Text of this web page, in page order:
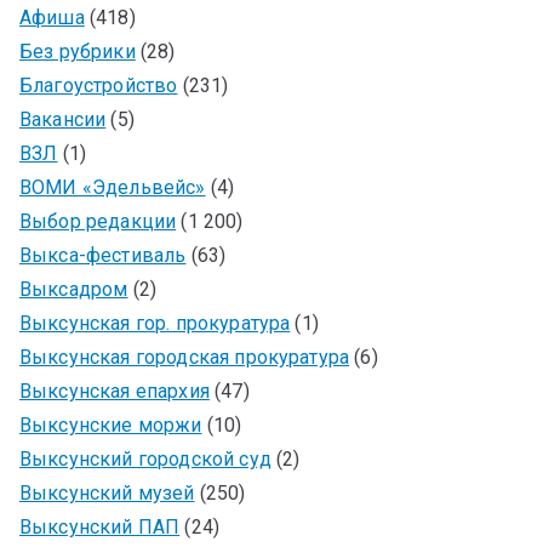
Афиша(418)
Без рубрики(28)
Благоустройство (231)
Вакансии (5)
ВЗЛ (1)
ВОМИ «Эдельвейс» (4)
Выбор редакции (1 200)
Выкса-фестиваль (63)
Выксадром (2)
Выксунская гор. прокуратура (1)
Выксунская городская прокуратура (6)
Выксунская епархия(47)
Выксунские моржи (10)
Выксунский городской суд (2)
Выксунский музей (250)
Выксунский ПАП (24)